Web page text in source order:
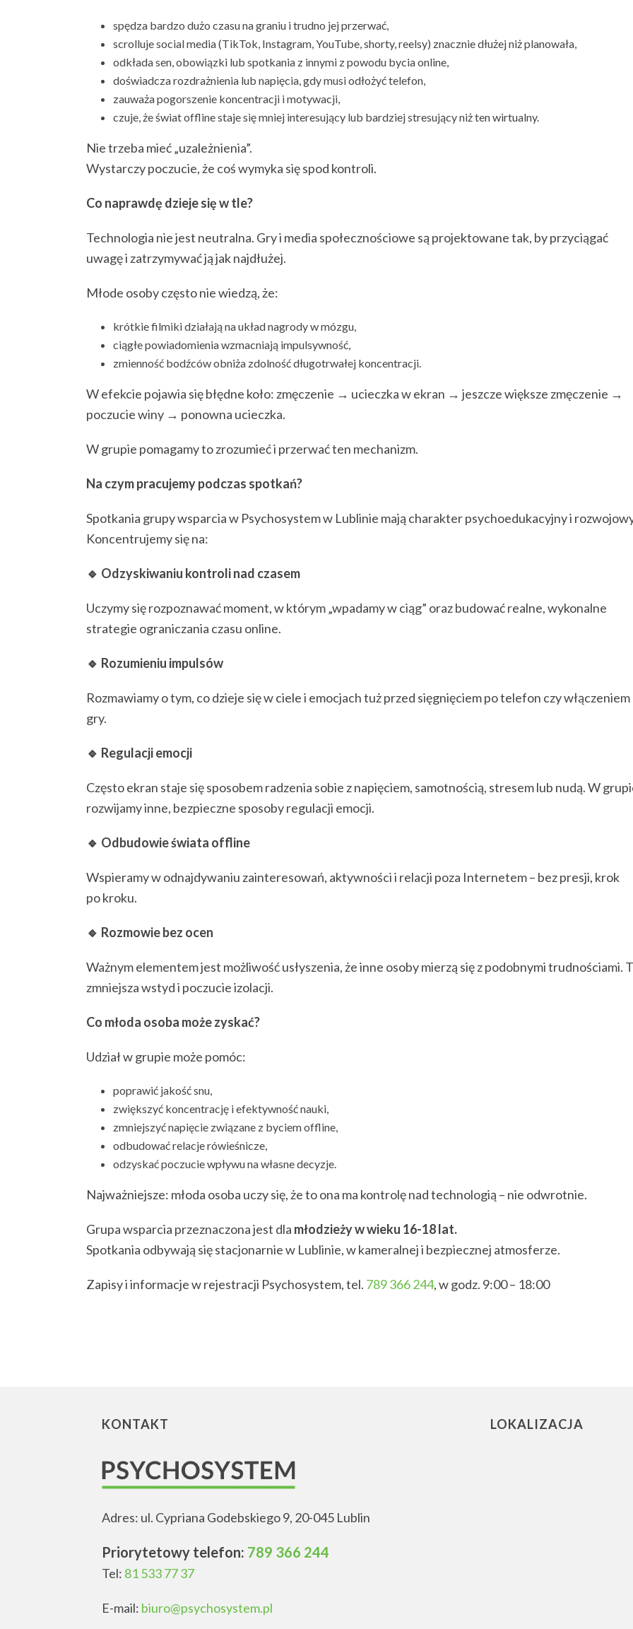
spędza bardzo dużo czasu na graniu i trudno jej przerwać,
scrolluje social media (TikTok, Instagram, YouTube, shorty, reelsy) znacznie dłużej niż planowała,
odkłada sen, obowiązki lub spotkania z innymi z powodu bycia online,
doświadcza rozdrażnienia lub napięcia, gdy musi odłożyć telefon,
zauważa pogorszenie koncentracji i motywacji,
czuje, że świat offline staje się mniej interesujący lub bardziej stresujący niż ten wirtualny.
Nie trzeba mieć „uzależnienia”.
Wystarczy poczucie, że coś wymyka się spod kontroli.
Co naprawdę dzieje się w tle?
Technologia nie jest neutralna. Gry i media społecznościowe są projektowane tak, by przyciągać
uwagę i zatrzymywać ją jak najdłużej.
Młode osoby często nie wiedzą, że:
krótkie filmiki działają na układ nagrody w mózgu,
ciągłe powiadomienia wzmacniają impulsywność,
zmienność bodźców obniża zdolność długotrwałej koncentracji.
W efekcie pojawia się błędne koło: zmęczenie → ucieczka w ekran → jeszcze większe zmęczenie →
poczucie winy → ponowna ucieczka.
W grupie pomagamy to zrozumieć i przerwać ten mechanizm.
Na czym pracujemy podczas spotkań?
Spotkania grupy wsparcia w Psychosystem w Lublinie mają charakter psychoedukacyjny i
Koncentrujemy się na:
🔹 Odzyskiwaniu kontroli nad czasem
Uczymy się rozpoznawać moment, w którym „wpadamy w ciąg” oraz budować realne, wykonalne
strategie ograniczania czasu online.
🔹 Rozumieniu impulsów
Rozmawiamy o tym, co dzieje się w ciele i emocjach tuż przed sięgnięciem po telefon czy włączeniem
gry.
🔹 Regulacji emocji
Często ekran staje się sposobem radzenia sobie z napięciem, samotnością, stresem lub nudą. W
rozwijamy inne, bezpieczne sposoby regulacji emocji.
🔹 Odbudowie świata offline
Wspieramy w odnajdywaniu zainteresowań, aktywności i relacji poza Internetem – bez presji, krok
po kroku.
🔹 Rozmowie bez ocen
Ważnym elementem jest możliwość usłyszenia, że inne osoby mierzą się z podobnymi trudnościami.
zmniejsza wstyd i poczucie izolacji.
Co młoda osoba może zyskać?
Udział w grupie może pomóc:
poprawić jakość snu,
zwiększyć koncentrację i efektywność nauki,
zmniejszyć napięcie związane z byciem offline,
odbudować relacje rówieśnicze,
odzyskać poczucie wpływu na własne decyzje.
Najważniejsze: młoda osoba uczy się, że to ona ma kontrolę nad technologią – nie odwrotnie.
Grupa wsparcia przeznaczona jest dla młodzieży w wieku 16-18 lat.
Spotkania odbywają się stacjonarnie w Lublinie, w kameralnej i bezpiecznej atmosferze.
Zapisy i informacje w rejestracji Psychosystem, tel. 789 366 244, w godz. 9:00 – 18:00
KONTAKT
Adres: ul. Cypriana Godebskiego 9, 20-045 Lublin
Priorytetowy telefon: 789 366 244
Tel: 81 533 77 37
E-mail: biuro@psychosystem.pl
LOKALIZACJA